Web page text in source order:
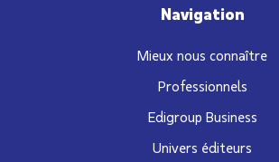
Navigation
Mieux nous connaître
Professionnels
Edigroup Business
Univers éditeurs